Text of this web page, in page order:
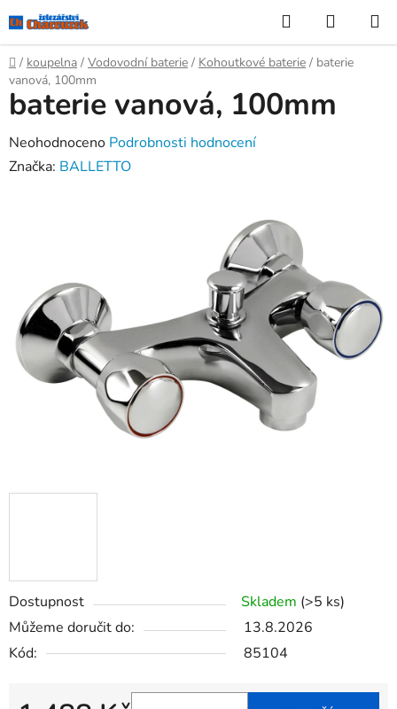
na
obsah
Hledat
KOŠÍK
Domů
/ koupelna / Vodovodní baterie / Kohoutkové baterie / baterie
vanová, 100mm
Dostupnost Skladem (>5 ks)
Můžeme doručit do:
13.8.2026
Kód:
85104
baterie vanová, 100mm
Průměrné
hodnocení
hvězdiček.
Neohodnoceno Podrobnosti hodnocení
Značka: BALLETTO